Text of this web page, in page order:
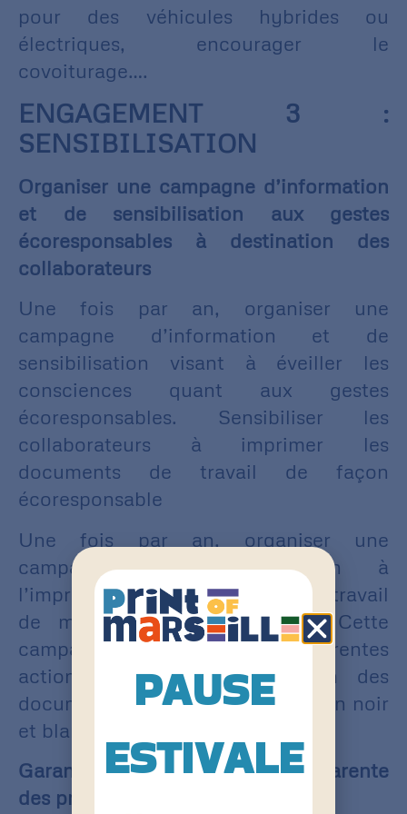
pour des véhicules hybrides ou
électriques, encourager le
covoiturage….
ENGAGEMENT 3 :
SENSIBILISATION
Organiser une campagne d’information
et de sensibilisation aux gestes
écoresponsables à destination des
collaborateurs
Une fois par an, organiser une
campagne d’information et de
sensibilisation visant à éveiller les
consciences quant aux gestes
écoresponsables. Sensibiliser les
collaborateurs à imprimer les
documents de travail de façon
écoresponsable
Une fois par an, organiser une
campagne de sensibilisation à
l’impression des documents de travail
de manière plus responsable. Cette
campagne peut s’axer sur différentes
actions telles que l’impression des
documents en recto-verso et ou en noir
et blanc par exemple.
Garantir une traçabilité transparente
des produits
PAUSE
ESTIVALE